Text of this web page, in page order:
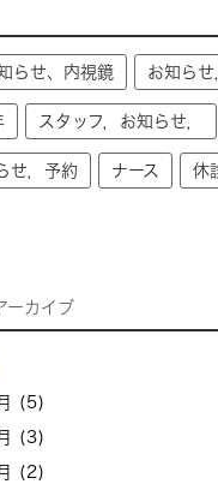
らせ、内視鏡 お知ら
スタッフ，お知らせ，
せ，予約 ナース 休
ーカイブ
(5)
(3)
(2)